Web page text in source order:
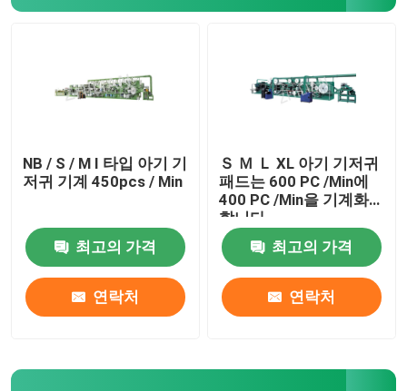
NB / S / M I 타입 아기 기
저귀 기계 450pcs / Min
최고의 가격
연락처
Ｓ Ｍ Ｌ XL 아기 기저귀
패드는 600 PC /Min에
400 PC /Min을 기계화
합니다
최고의 가격
연락처